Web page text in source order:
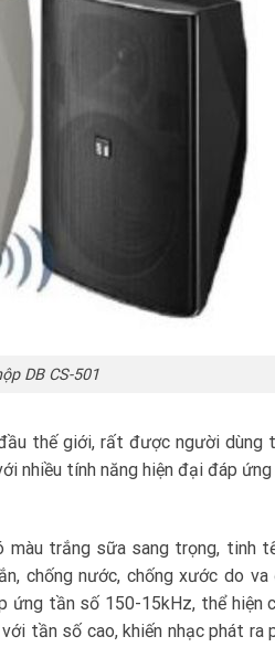
DB CS-501
thế giới, rất được người dùng
nhiều tính năng hiện đại đáp
trắng sữa sang trọng, tinh
chống nước, chống xước do
tần số 150-15kHz, thể hiện
tần số cao, khiến nhạc phát